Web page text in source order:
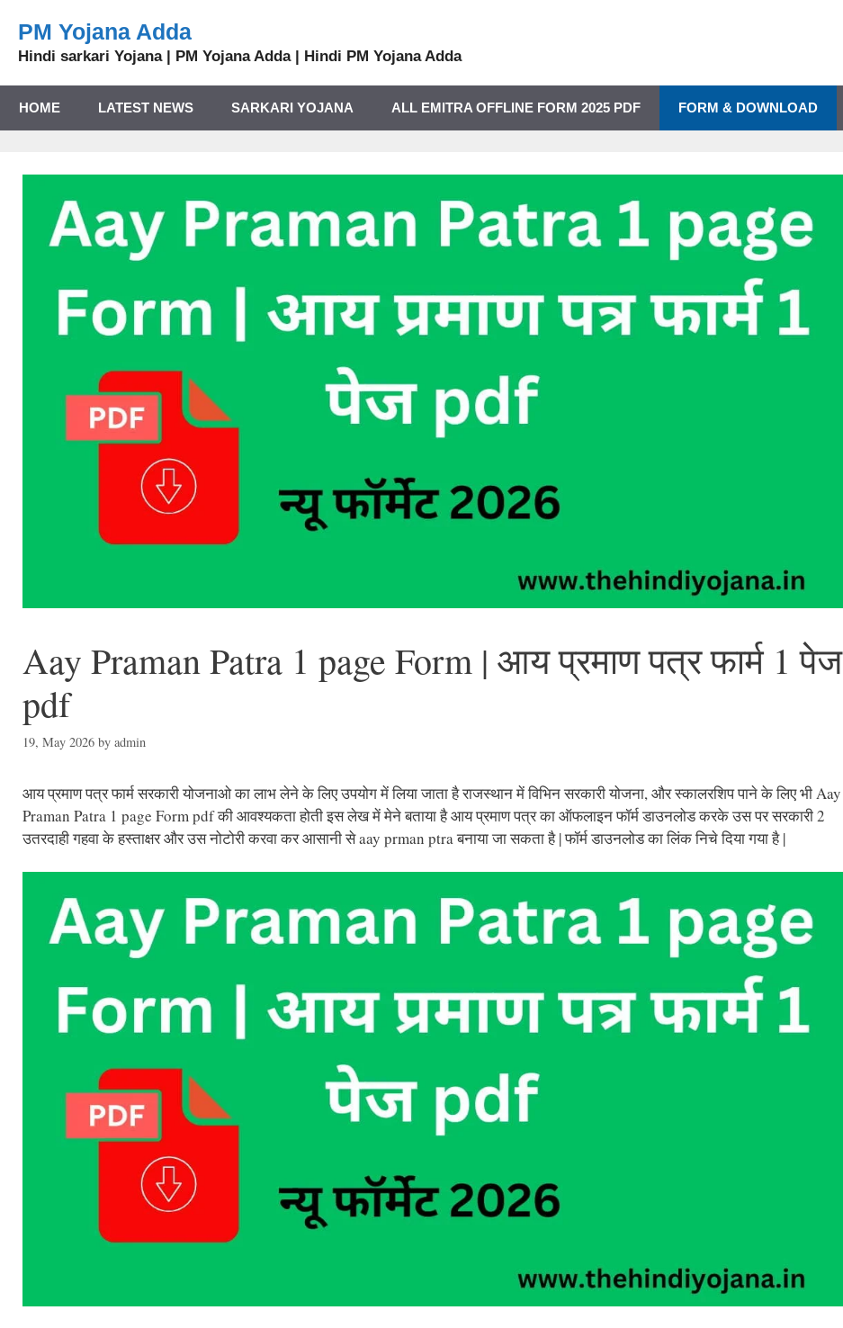
PM Yojana Adda
Hindi sarkari Yojana | PM Yojana Adda | Hindi PM Yojana Adda
HOME LATEST NEWS SARKARI YOJANA ALL EMITRA OFFLINE FORM 2025 PDF FORM & DOWNLOAD
Aay Praman Patra 1 page Form | आय प्रमाण पत्र फार्म 1 पेज
pdf
19, May 2026 by admin
आय प्रमाण पत्र फार्म सरकारी योजनाओ का लाभ लेने के लिए उपयोग में लिया जाता है राजस्थान में विभिन सरकारी योजना, और स्कालरशिप पाने के लिए भी Aay
Praman Patra 1 page Form pdf की आवश्यकता होती इस लेख में मेने बताया है आय प्रमाण पत्र का ऑफलाइन फॉर्म डाउनलोड करके उस पर सरकारी 2
उतरदाही गहवा के हस्ताक्षर और उस नोटोरी करवा कर आसानी से aay prman ptra बनाया जा सकता है | फॉर्म डाउनलोड का लिंक निचे दिया गया है |